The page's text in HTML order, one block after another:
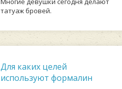
татуаж бровей.
Для каких целей
используют формалин